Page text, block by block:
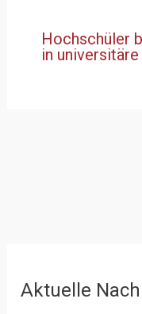
Hochschüler
in
Aktuelle